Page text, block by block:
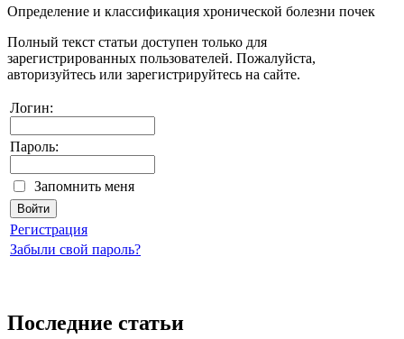
Определение и классификация хронической болезни почек
Полный текст статьи доступен только для
зарегистрированных пользователей. Пожалуйста,
авторизуйтесь или зарегистрируйтесь на сайте.
Логин:
Пароль:
Запомнить меня
Регистрация
Забыли свой пароль?
Последние статьи